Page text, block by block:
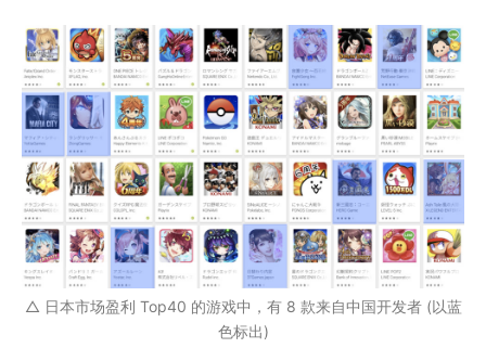
△ 日本市场盈利 Top40 的游戏中，有 8 款来自中国开发者 (以蓝
色标出)